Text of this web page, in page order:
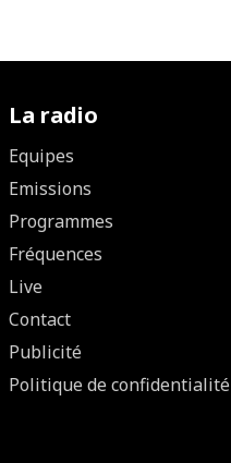
La radio
Equipes
Emissions
Programmes
Fréquences
Live
Contact
Publicité
Politique de confidentialité